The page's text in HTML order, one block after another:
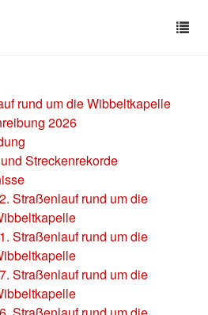
rund um die Wibbeltkapelle
2026
Streckenrekorde
Straßenlauf rund um die
Straßenlauf rund um die
Straßenlauf rund um die